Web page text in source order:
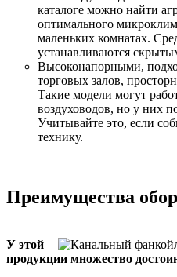
каталоге можно найти
оптимального
маленьких комнатах.
устанавливаются
Высоконапорными,
торговых залов,
Такие модели могут
воздуховодов, но у них
Учитывайте это, если
технику.
Преимущества
У этой
продукции множество